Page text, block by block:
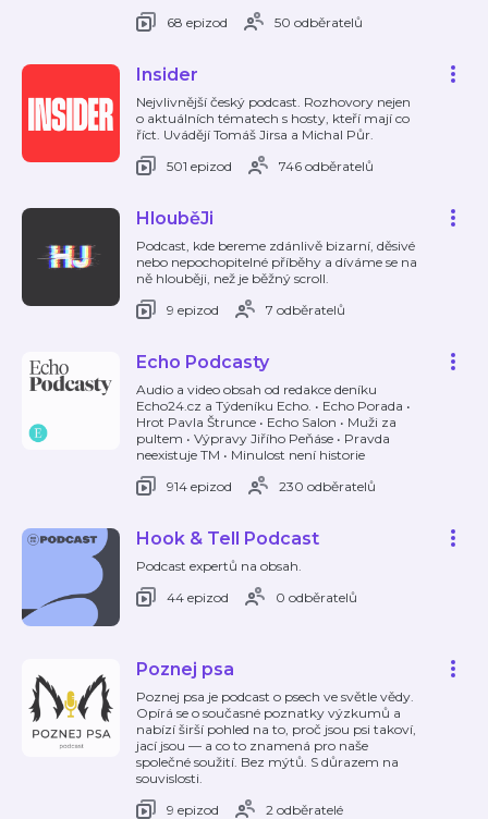
68 epizod
50 odběratelů
Insider
Nejvlivnější český podcast. Rozhovory nejen
o aktuálních tématech s hosty, kteří mají co
říct. Uvádějí Tomáš Jirsa a Michal Půr.
501 epizod
746 odběratelů
HlouběJi
Podcast, kde bereme zdánlivě bizarní, děsivé
nebo nepochopitelné příběhy a díváme se na
ně hlouběji, než je běžný scroll.
9 epizod
7 odběratelů
Echo Podcasty
Audio a video obsah od redakce deníku
Echo24.cz a Týdeníku Echo. • Echo Porada •
Hrot Pavla Štrunce • Echo Salon • Muži za
pultem • Výpravy Jiřího Peňáse • Pravda
neexistuje TM • Minulost není historie
914 epizod
230 odběratelů
Hook & Tell Podcast
Podcast expertů na obsah.
44 epizod
0 odběratelů
Poznej psa
Poznej psa je podcast o psech ve světle vědy.
Opírá se o současné poznatky výzkumů a
nabízí širší pohled na to, proč jsou psi takoví,
jací jsou — a co to znamená pro naše
společné soužití. Bez mýtů. S důrazem na
souvislosti.
9 epizod
2 odběratelé